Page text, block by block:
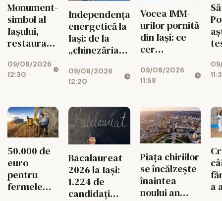
Monument-
simbol al
Iaşului,
restaurat
mai amplă
intervenţie
09/08/2026
12:30
Independența
energetică la
Iași: de la
„chinezăria”
sistemul de
7.000 de euro
09/08/2026
12:20
Vocea IMM-
urilor pornită
din Iași: ce
cer
de la noul
buget UE
09/08/2026
11:58
50.000 de
euro
pentru
fermele
Bacalaureat
2026 la Iași:
1.224 de
candidați
Piața chiriilor
se încălzește
înaintea
noului an
a